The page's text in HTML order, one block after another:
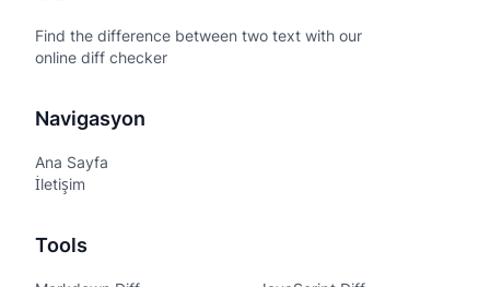
Find the difference between two text with our
online diff checker
Navigasyon
Ana Sayfa
İletişim
Tools